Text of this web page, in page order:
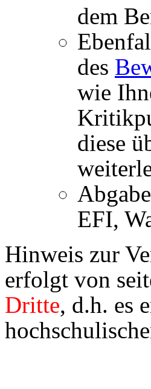
dem
des
wie
diese
EFI,
Hinweis zur
erfolgt von
Dritte, d.h. es